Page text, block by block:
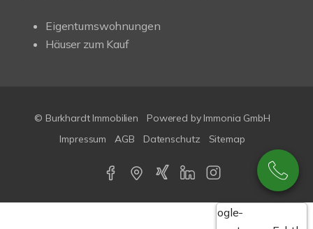
Eigentumswohnungen
Häuser zum Kauf
© Burkhardt Immobilien
Powered by Immonia GmbH
Impressum
AGB Datenschutz Sitemap
Google-